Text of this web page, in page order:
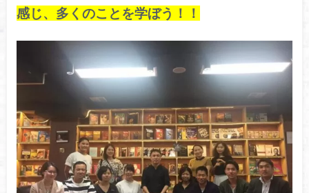
感じ、多くのことを学ぼう！！